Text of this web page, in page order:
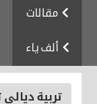
مقالات
ألف ياء
تربية